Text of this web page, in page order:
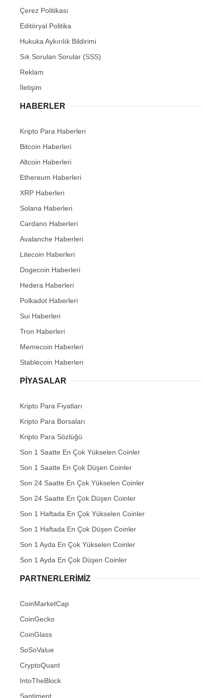
Çerez Politikası
Editöryal Politika
Hukuka Aykırılık Bildirimi
Sık Sorulan Sorular (SSS)
Reklam
İletişim
HABERLER
Kripto Para Haberleri
Bitcoin Haberleri
Altcoin Haberleri
Ethereum Haberleri
XRP Haberleri
Solana Haberleri
Cardano Haberleri
Avalanche Haberleri
Litecoin Haberleri
Dogecoin Haberleri
Hedera Haberleri
Polkadot Haberleri
Sui Haberleri
Tron Haberleri
Memecoin Haberleri
Stablecoin Haberleri
PIYASALAR
Kripto Para Fiyatları
Kripto Para Borsaları
Kripto Para Sözlüğü
Son 1 Saatte En Çok Yükselen Coinler
Son 1 Saatte En Çok Düşen Coinler
Son 24 Saatte En Çok Yükselen Coinler
Son 24 Saatte En Çok Düşen Coinler
Son 1 Haftada En Çok Yükselen Coinler
Son 1 Haftada En Çok Düşen Coinler
Son 1 Ayda En Çok Yükselen Coinler
Son 1 Ayda En Çok Düşen Coinler
PARTNERLERIMIZ
CoinMarketCap
CoinGecko
CoinGlass
SoSoValue
CryptoQuant
IntoTheBlock
Santiment